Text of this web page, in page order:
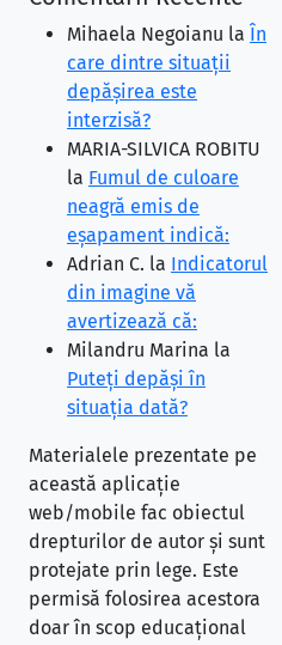
Mihaela Negoianu la În
care dintre situaţii
depăşirea este
interzisă?
MARIA-SILVICA ROBITU
la Fumul de culoare
neagră emis de
eşapament indică:
Adrian C. la Indicatorul
din imagine vă
avertizează că:
Milandru Marina la
Puteţi depăşi în
situaţia dată?
Materialele prezentate pe
această aplicație
web/mobile fac obiectul
drepturilor de autor și sunt
protejate prin lege. Este
permisă folosirea acestora
doar în scop educațional